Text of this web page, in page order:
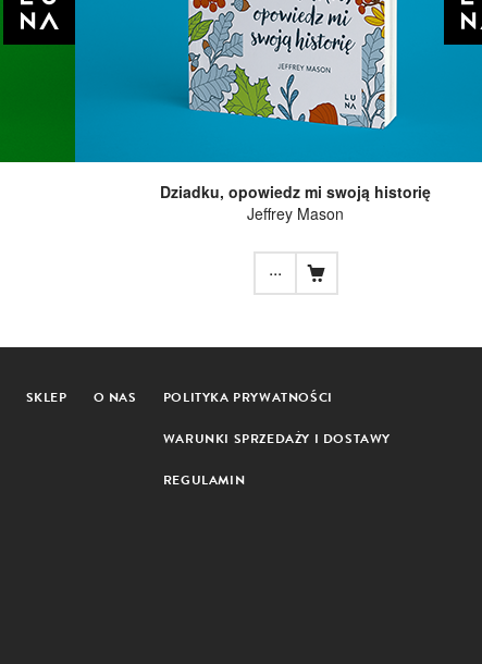
Dziadku, opowiedz mi swoją historię
Jeffrey Mason
...
SKLEP O NAS POLITYKA PRYWATNOŚCI
WARUNKI SPRZEDAŻY I DOSTAWY
REGULAMIN